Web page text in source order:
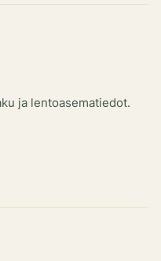
ja lentoasematiedot.